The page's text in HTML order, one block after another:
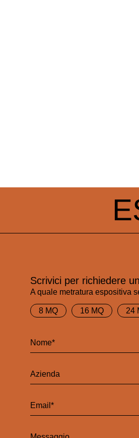
Scrivici per richiedere
A quale metratura espositiva
8 MQ 16 MQ 24